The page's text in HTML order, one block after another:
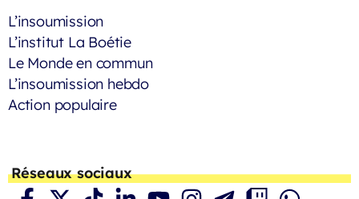
L’insoumission
L’institut La Boétie
Le Monde en commun
L’insoumission hebdo
Action populaire
Réseaux sociaux